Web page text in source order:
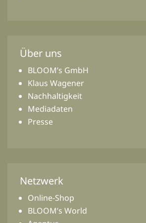
Über uns
BLOOM’s GmbH
Klaus Wagener
Nachhaltigkeit
Mediadaten
Presse
Netzwerk
Online-Shop
BLOOM’s World